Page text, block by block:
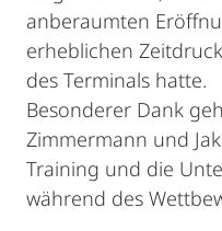
anberaumten
erheblichen
des Terminals hatte.
Besonderer Dank
Zimmermann und
Training und die
während des